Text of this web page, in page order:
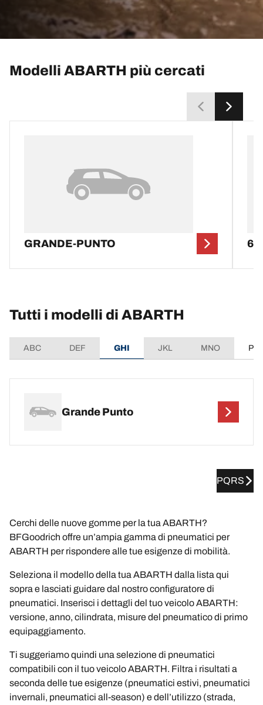
Modelli ABARTH più cercati
GRANDE-PUNTO
Tutti i modelli di ABARTH
ABC DEF GHI JKL MNO
Grande Punto
PQRS
Cerchi delle nuove gomme per la tua ABARTH?
BFGoodrich offre un’ampia gamma di pneumatici per
ABARTH per rispondere alle tue esigenze di mobilità.
Seleziona il modello della tua ABARTH dalla lista qui
sopra e lasciati guidare dal nostro configuratore di
pneumatici. Inserisci i dettagli del tuo veicolo ABARTH:
versione, anno, cilindrata, misure del pneumatico di primo
equipaggiamento.
Ti suggeriamo quindi una selezione di pneumatici
compatibili con il tuo veicolo ABARTH. Filtra i risultati a
seconda delle tue esigenze (pneumatici estivi, pneumatici
invernali, pneumatici all-season) e dell’utilizzo (strada,